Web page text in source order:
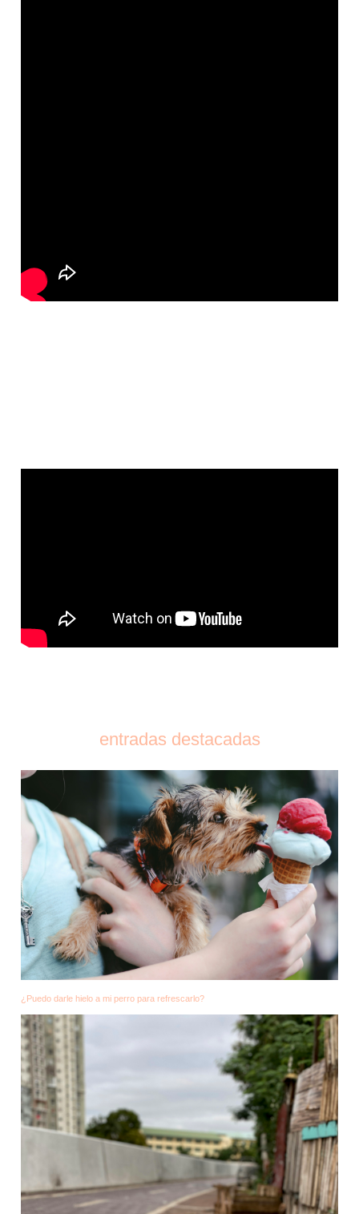
entradas destacadas
¿Puedo darle hielo a mi perro para refrescarlo?